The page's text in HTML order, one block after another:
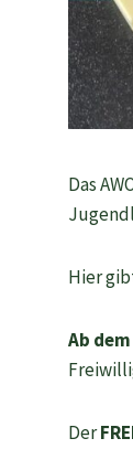
Das
Hier
Ab
Der